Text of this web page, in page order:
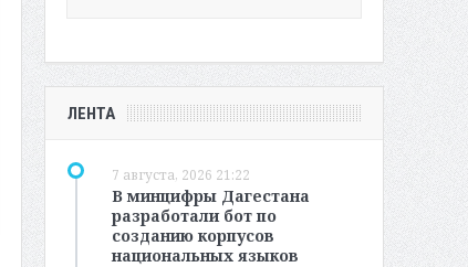
ЛЕНТА
7 августа, 2026 21:22
В минцифры Дагестана
разработали бот по
созданию корпусов
национальных языков